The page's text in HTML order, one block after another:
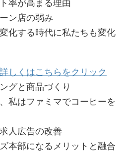
率が高まる理由
ン店の弱み
化する時代に私たちも変化
詳しくはこちらをクリック
グと商品づくり
私はファミマでコーヒーを
人広告の改善
本部になるメリットと融合